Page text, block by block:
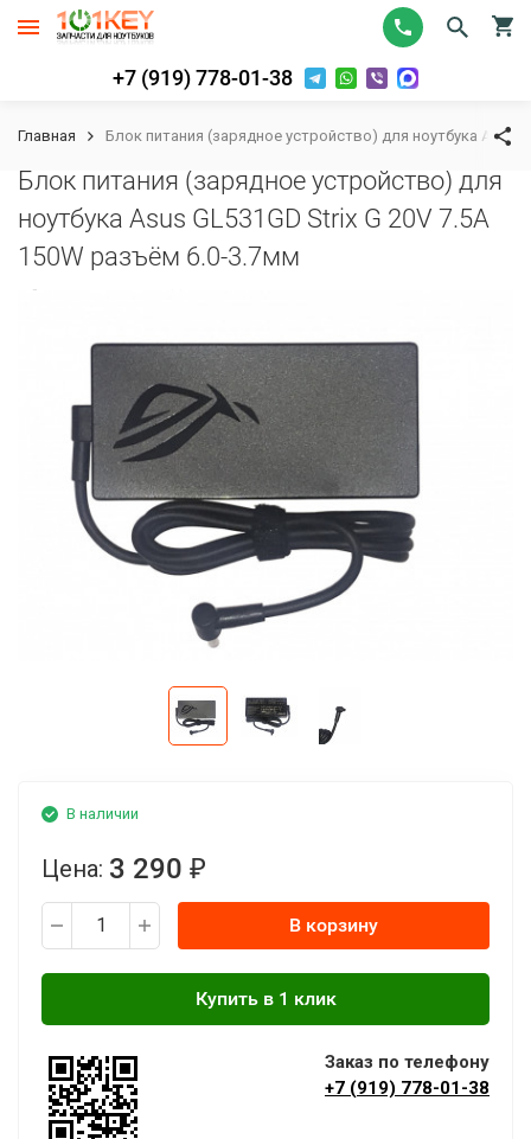
+7 (919) 778-01-38
Главная Блок питания (зарядное устройство) для ноутбука Asus
Блок питания (зарядное устройство) для
ноутбука Asus GL531GD Strix G 20V 7.5A
150W разъём 6.0-3.7мм
В наличии
Цена: 3 290 ₽
В корзину
Заказ по телефону
+7 (919) 778-01-38